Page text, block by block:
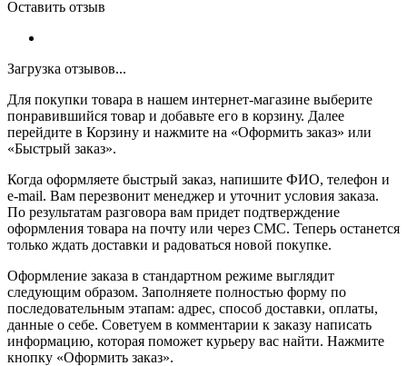
Оставить отзыв
Загрузка отзывов...
Для покупки товара в нашем интернет-магазине выберите
понравившийся товар и добавьте его в корзину. Далее
перейдите в Корзину и нажмите на «Оформить заказ» или
«Быстрый заказ».
Когда оформляете быстрый заказ, напишите ФИО, телефон и
e-mail. Вам перезвонит менеджер и уточнит условия заказа.
По результатам разговора вам придет подтверждение
оформления товара на почту или через СМС. Теперь останется
только ждать доставки и радоваться новой покупке.
Оформление заказа в стандартном режиме выглядит
следующим образом. Заполняете полностью форму по
последовательным этапам: адрес, способ доставки, оплаты,
данные о себе. Советуем в комментарии к заказу написать
информацию, которая поможет курьеру вас найти. Нажмите
кнопку «Оформить заказ».